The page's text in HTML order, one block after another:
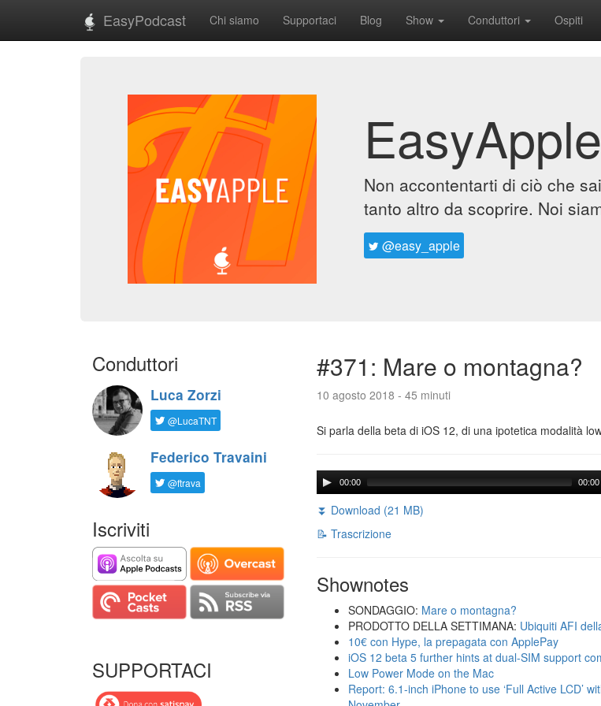
EasyPodcast Chi siamo Supportaci Blog Show Conduttori Ospiti
EasyApple
Non accontentarti di ciò che
tanto altro da scoprire. Noi
@easy_apple
Conduttori
Luca Zorzi
@LucaTNT
Federico Travaini
@ftrava
Iscriviti
SUPPORTACI
#371: Mare o montagna?
10 agosto 2018 - 45 minuti
Si parla della beta di iOS 12, di una ipotetica modalità
00:00 00:00
⏬ Download (21 MB)
📝 Trascrizione
Shownotes
SONDAGGIO: Mare o montagna?
PRODOTTO DELLA SETTIMANA: Ubiquiti AFI
10€ con Hype, la prepagata con ApplePay
iOS 12 beta 5 further hints at dual-SIM support
Low Power Mode on the Mac
Report: 6.1-inch iPhone to use ‘Full Active LCD’